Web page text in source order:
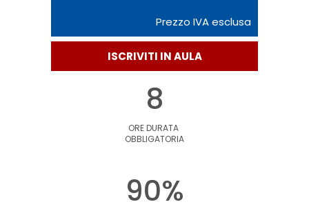
Prezzo IVA esclusa
ISCRIVITI IN AULA
8
ORE DURATA
OBBLIGATORIA
90%